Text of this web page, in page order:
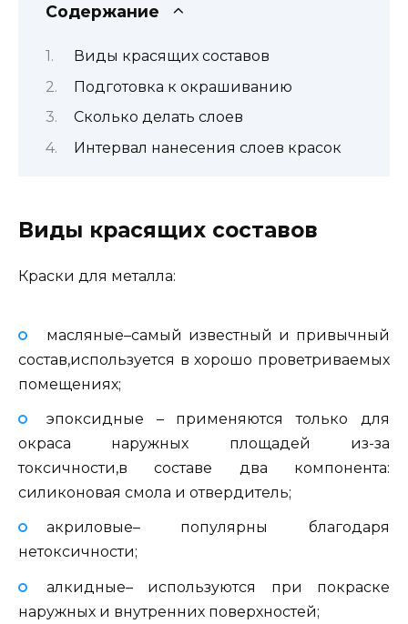
Содержание
Виды красящих составов
Подготовка к окрашиванию
Сколько делать слоев
Интервал нанесения слоев красок
Виды красящих составов
Краски для металла:
масляные–самый известный и привычный
состав,используется в хорошо проветриваемых
помещениях;
эпоксидные – применяются только для
окраса наружных площадей из-за
токсичности,в составе два компонента:
силиконовая смола и отвердитель;
акриловые– популярны благодаря
нетоксичности;
алкидные– используются при покраске
наружных и внутренних поверхностей;